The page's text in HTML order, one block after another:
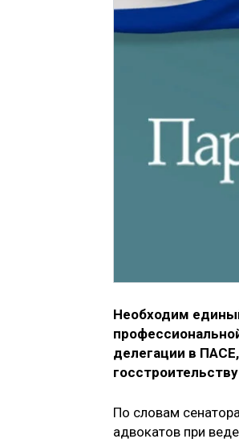
Необходим
делегации в
По словам
адвокатов при